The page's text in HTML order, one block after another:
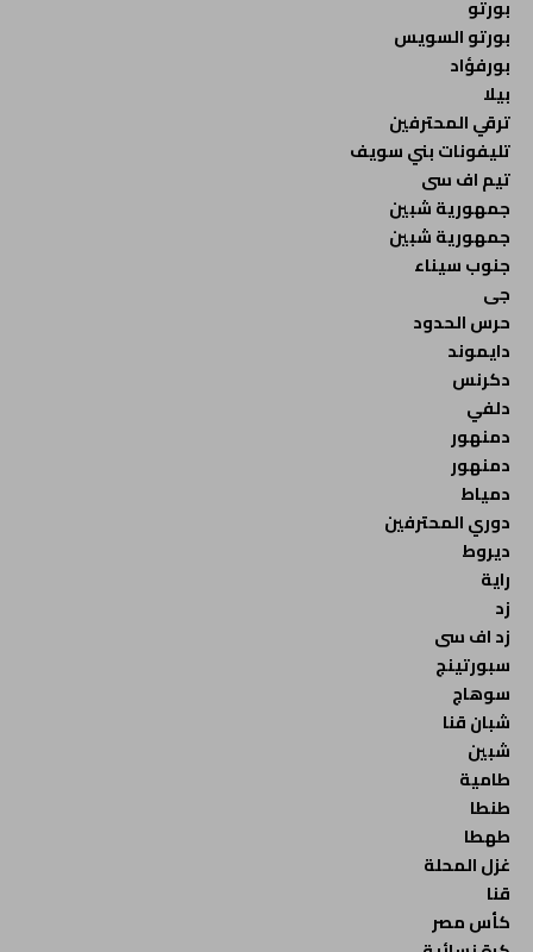
بورتو
بورتو السويس
بورفؤاد
بيلا
ترقي المحترفين
تليفونات بني سويف
تيم اف سى
جمهورية شبين
جمهورية شبين
جنوب سيناء
جى
حرس الحدود
دايموند
دكرنس
دلفي
دمنهور
دمنهور
دمياط
دوري المحترفين
ديروط
راية
زد
زد اف سى
سبورتينج
سوهاج
شبان قنا
شبين
طامية
طنطا
طهطا
غزل المحلة
قنا
كأس مصر